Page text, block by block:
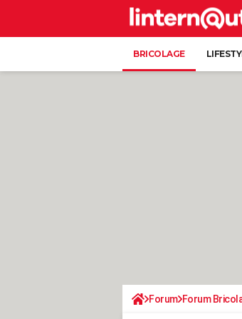
BRICOLAGE
Forum Forum